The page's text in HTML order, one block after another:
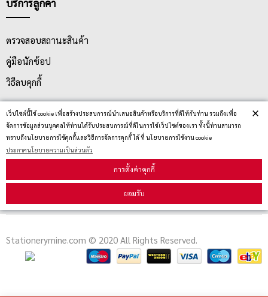
เว็ปไซต์นี้ใช้ cookie เพื่อสร้างประสบการณ์นำเสนอสินค้าหรือบริการที่ดีให้กับท่าน รวมถึงเพื่อ
จัดการข้อมูลส่วนบุคคลให้ท่านได้รับประสบการณ์ที่ดีในการใช้เว็ปไซต์ของเรา ทั้งนี้ท่านสามารถ
ทราบถึงนโยบายการใช้คุกกี้และวิธีการจัดการคุกกี้ ได้ ที่ นโยบายการใช้งาน cookie
ประกาศนโยบายความเป็นส่วนตัว
การตั้งค่าคุกกี้
ยอมรับ
×
ตรวจสอบสถานะสินค้า
คู่มือนักช้อป
วิธีลบคุกกี้
สมัครรับข่าวสาร
รับข่าวสาร
Stationerymine.com © 2020 All Rights Reserved.